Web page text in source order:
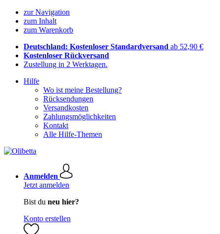
zur Navigation
zum Inhalt
zum Warenkorb
Deutschland: Kostenloser Standardversand ab 52,90 €
Kostenloser Rückversand
Zustellung in 2 Werktagen.
Hilfe
Wo ist meine Bestellung?
Rücksendungen
Versandkosten
Zahlungsmöglichkeiten
Kontakt
Alle Hilfe-Themen
Anmelden
Jetzt anmelden
Bist du neu hier?
Konto erstellen